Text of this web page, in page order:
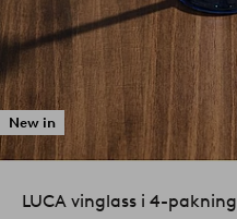
New in
LUCA vinglass i 4-pakning